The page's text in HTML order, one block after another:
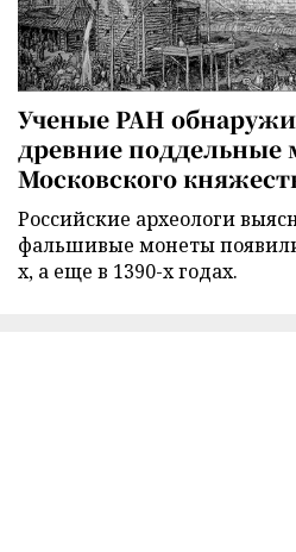
Ученые РАН
древние поддельные
Московского
Российские археологи
фальшивые монеты
х, а еще в 1390-х годах.